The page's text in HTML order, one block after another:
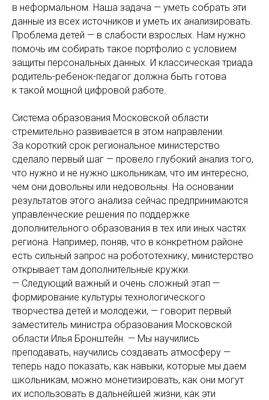
в неформальном. Наша задача — уметь собрать эти
данные из всех источников и уметь их анализировать.
Проблема детей — в слабости взрослых. Нам нужно
помочь им собирать такое портфолио с условием
защиты персональных данных. И классическая триада
родитель-ребенок-педагог должна быть готова
к такой мощной цифровой работе.
Система образования Московской области
стремительно развивается в этом направлении.
За короткий срок региональное министерство
сделало первый шаг — провело глубокий анализ того,
что нужно и не нужно школьникам, что им интересно,
чем они довольны или недовольны. На основании
результатов этого анализа сейчас предпринимаются
управленческие решения по поддержке
дополнительного образования в тех или иных частях
региона. Например, поняв, что в конкретном районе
есть сильный запрос на робототехнику, министерство
открывает там дополнительные кружки.
— Следующий важный и очень сложный этап —
формирование культуры технологического
творчества детей и молодежи, — говорит первый
заместитель министра образования Московской
области Илья Бронштейн. — Мы научились
преподавать, научились создавать атмосферу —
теперь надо показать, как навыки, которые мы даем
школьникам, можно монетизировать, как они могут
их использовать в дальнейшей жизни, как эти